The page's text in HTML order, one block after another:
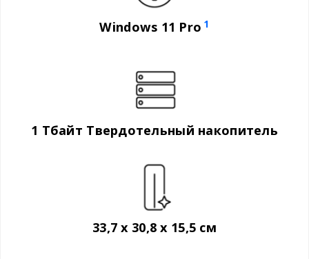
Windows 11 Pro 1
1 Тбайт Твердотельный накопитель
33,7 x 30,8 x 15,5 см